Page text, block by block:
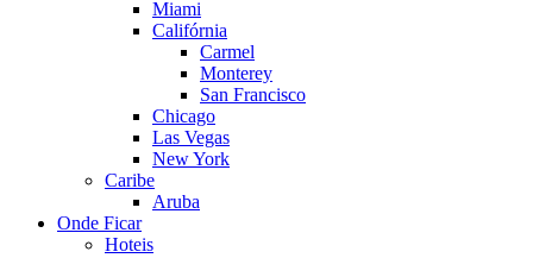
Miami
Califórnia
Carmel
Monterey
San Francisco
Chicago
Las Vegas
New York
Caribe
Aruba
Onde Ficar
Hoteis